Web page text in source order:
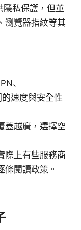
私保護，但並
瀏覽器指紋等其
、
速度與安全性
蓋越廣，選擇空
際上有些服務商
條閱讀政策。